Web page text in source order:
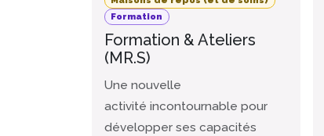
Formation
Formation & Ateliers
(MR.S)
Une nouvelle
activité incontournable pour
développer ses capacités